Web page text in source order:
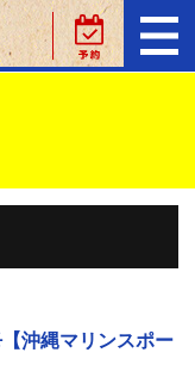
沖縄マリンスポー